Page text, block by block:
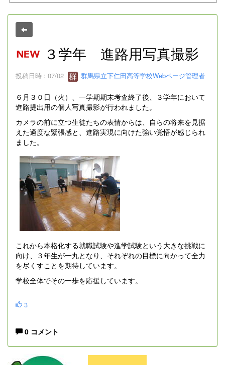
３学年 進路用写真撮影
投稿日時 : 07/02 群馬県立下仁田高等学校Webページ管理者
６月３０日（火）、一学期期末考査終了後、３学年において
進路提出用の個人写真撮影が行われました。
カメラの前に立つ生徒たちの表情からは、自らの将来を見据
えた適度な緊張感と、進路実現に向けた強い覚悟が感じられ
ました。
これから本格化する就職試験や進学試験という大きな挑戦に
向け、３年生が一丸となり、それぞれの目標に向かって全力
を尽くすことを期待しています。
学校全体でその一歩を応援しています。
3
0 コメント